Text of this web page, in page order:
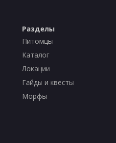
Разделы
Питомцы
Каталог
Локации
Гайды и квесты
Морфы